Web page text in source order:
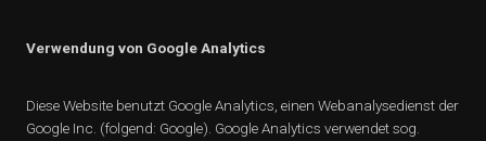
Verwendung von Google Analytics
Diese Website benutzt Google Analytics, einen Webanalysedienst der
Google Inc. (folgend: Google). Google Analytics verwendet sog.